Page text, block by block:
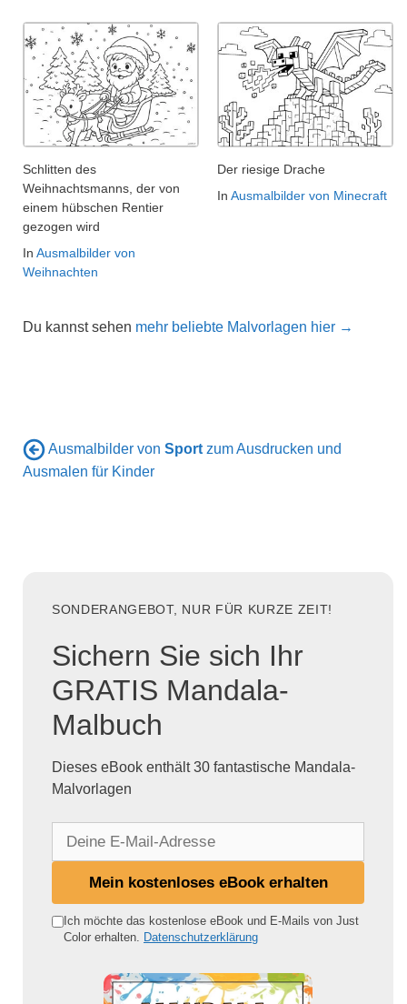
Schlitten des
Weihnachtsmanns, der von
einem hübschen Rentier
gezogen wird
In Ausmalbilder von
Weihnachten
Der riesige Drache
In Ausmalbilder von Minecraft
Du kannst sehen mehr beliebte Malvorlagen hier →
Ausmalbilder von Sport zum Ausdrucken und
Ausmalen für Kinder
SONDERANGEBOT, NUR FÜR KURZE ZEIT!
Sichern Sie sich Ihr
GRATIS Mandala-
Malbuch
Dieses eBook enthält 30 fantastische Mandala-
Malvorlagen
e
Mein kostenloses eBook erhalten
Ich möchte das kostenlose eBook und E-Mails von Just
Color erhalten. Datenschutzerklärung